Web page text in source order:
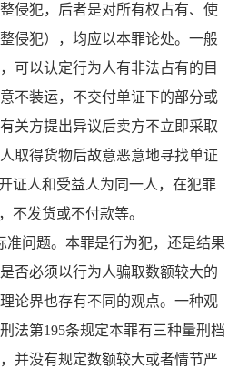
侵犯，后者是对所有权占有、使
侵犯），均应以本罪论处。一般
可以认定行为人有非法占有的目
不装运，不交付单证下的部分或
关方提出异议后卖方不立即采取
取得货物后故意恶意地寻找单证
证人和受益人为同一人，在犯罪
不发货或不付款等。
准问题。本罪是行为犯，还是结果
否必须以行为人骗取数额较大的
论界也存有不同的观点。一种观
法第195条规定本罪有三种量刑档
并没有规定数额较大或者情节严